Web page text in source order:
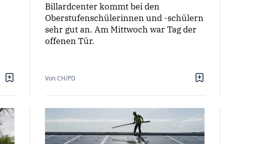
Billardcenter kommt bei den
Oberstufenschülerinnen und -schülern
sehr gut an. Am Mittwoch war Tag der
offenen Tür.
Von CH/PD